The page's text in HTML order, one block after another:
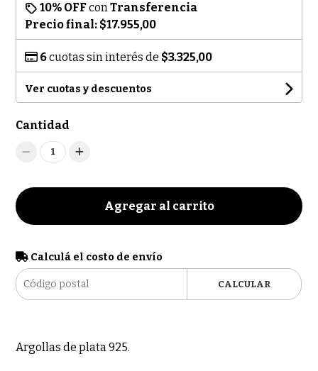
10% OFF conTransferencia
Precio final: $17.955,00
6cuotas sin interés de $3.325,00
Ver cuotas y descuentos
Cantidad
1
Agregar al carrito
Calculá el costo de envío
CALCULAR
Argollas de plata 925.